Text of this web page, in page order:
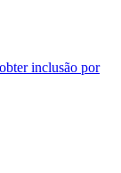
inclusão por